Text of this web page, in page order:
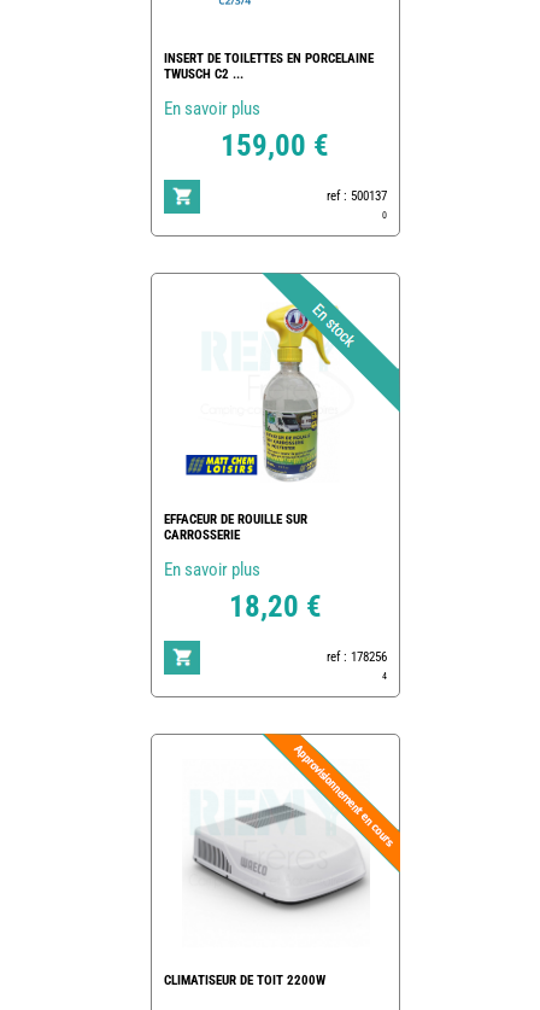
INSERT DE TOILETTES EN PORCELAINE
TWUSCH C2 ...
En savoir plus
159,00 €
ref : 500137
0
EFFACEUR DE ROUILLE SUR
CARROSSERIE
En savoir plus
18,20 €
ref : 178256
4
CLIMATISEUR DE TOIT 2200W